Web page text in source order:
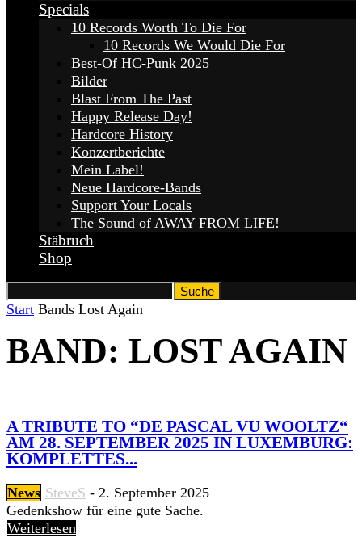
Specials
10 Records Worth To Die For
10 Records We Would Die For
Best-Of HC-Punk 2025
Bilder
Blast From The Past
Happy Release Day!
Hardcore History
Konzertberichte
Mein Label!
Neue Hardcore-Bands
Support Your Locals
The Sound of AWAY FROM LIFE!
Stäbruch
Shop
Start Bands Lost Again
BAND: LOST AGAIN
A TRIBUTE TO “DE PASCAL VU WOOLTZ“
AM 28. SEPTEMBER 2025 IN LUXEMBURG:
KOMPLETTES...
News SteveS - 2. September 2025
Gedenkshow für eine gute Sache.
Weiterlesen